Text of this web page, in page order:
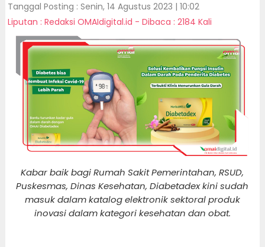
Tanggal Posting : Senin, 14 Agustus 2023 | 10:02
Liputan : Redaksi OMAIdigital.id - Dibaca : 2184 Kali
Kabar baik bagi Rumah Sakit Pemerintahan, RSUD,
Puskesmas, Dinas Kesehatan, Diabetadex kini sudah
masuk dalam katalog elektronik sektoral produk
inovasi dalam kategori kesehatan dan obat.